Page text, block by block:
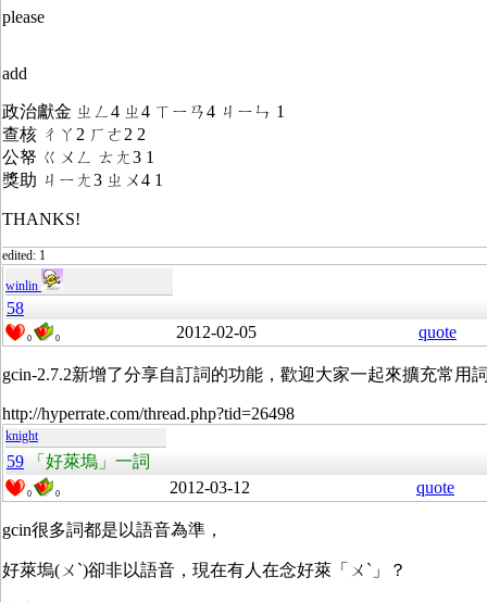
please
add
政治獻金 ㄓㄥ4 ㄓ4 ㄒㄧㄢ4 ㄐㄧㄣ 1
查核 ㄔㄚ2 ㄏㄜ2 2
公帑 ㄍㄨㄥ ㄊㄤ3 1
獎助 ㄐㄧㄤ3 ㄓㄨ4 1
THANKS!
edited: 1
winlin
58
0 0 2012-02-05 quote
gcin-2.7.2新增了分享自訂詞的功能，歡迎大家一起來擴充常用
http://hyperrate.com/thread.php?tid=26498
knight
59 「好萊塢」一詞
0 0 2012-03-12 quote
gcin很多詞都是以語音為準，
好萊塢(ㄨˋ)卻非以語音，現在有人在念好萊「ㄨˋ」？